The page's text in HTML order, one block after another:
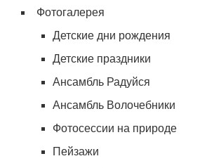
Фотогалерея
Детские дни рождения
Детские праздники
Ансамбль Радуйся
Ансамбль Волочебники
Фотосессии на природе
Пейзажи